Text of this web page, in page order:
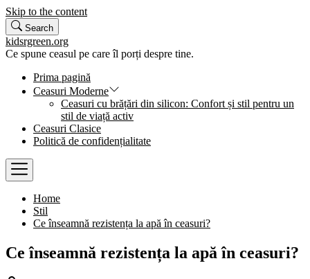
Skip to the content
Search
kidsrgreen.org
Ce spune ceasul pe care îl porți despre tine.
Prima pagină
Ceasuri Moderne
Ceasuri cu brățări din silicon: Confort și stil pentru un
stil de viață activ
Ceasuri Clasice
Politică de confidențialitate
Home
Stil
Ce înseamnă rezistența la apă în ceasuri?
Ce înseamnă rezistența la apă în ceasuri?